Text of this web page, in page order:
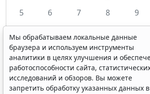
5
6 7 8 9
19
20 21 22 23
26
27 28 29 30
Мы обрабатываем локальные данные
браузера и используем инструменты
аналитики в целях улучшения и
работоспособности сайта,
исследований и обзоров. Вы можете
запретить обработку указанных данных в